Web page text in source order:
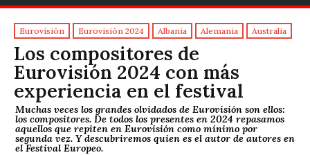
ESCplus España
Eurovisión Eurovisión 2024 Albania Alemania Australia
Los compositores de
Eurovisión 2024 con más
experiencia en el festival
Muchas veces los grandes olvidados de Eurovisión son ellos:
los compositores. De todos los presentes en 2024 repasamos
aquellos que repiten en Eurovisión como mínimo por
segunda vez. Y descubriremos quien es el autor de autores en
el Festival Europeo.